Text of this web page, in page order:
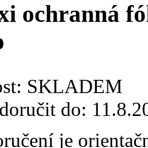
ochranná
SKLADEM
do:
je